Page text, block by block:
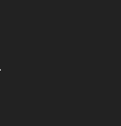
.